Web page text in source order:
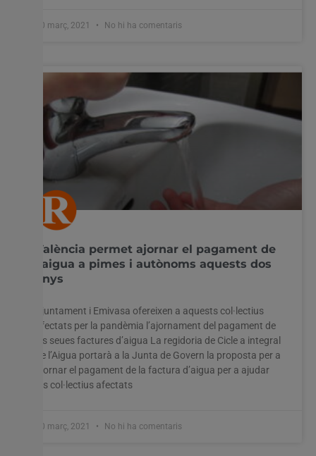
10 març, 2021 No hi ha comentaris
València permet ajornar el pagament de
l’aigua a pimes i autònoms aquests dos
anys
Ajuntament i Emivasa ofereixen a aquests col·lectius
afectats per la pandèmia l’ajornament del pagament de
les seues factures d’aigua La regidoria de Cicle a integral
de l’Aigua portarà a la Junta de Govern la proposta per a
ajornar el pagament de la factura d’aigua per a ajudar
als col·lectius afectats
10 març, 2021 No hi ha comentaris
Utilitzem cookies al nostre lloc web per oferir-vos
l'experiència més rellevant recordant les vostres preferències
i visites repetides. En fer clic a "Acceptar-ho tot", accepteu
l'ús de TOTES les cookies. Tanmateix, podeu visitar
"Configuració de les galetes" per proporcionar un
Configuració cookies Accepta tot